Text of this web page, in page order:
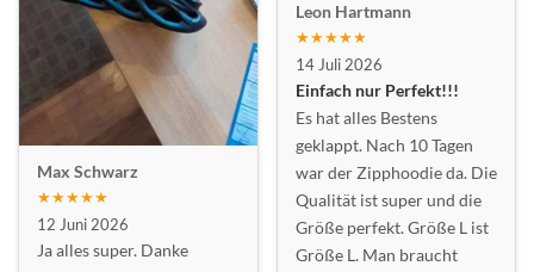
Max Schwarz
★★★★★
12 Juni 2026
Ja alles super. Danke
Leon Hartmann
★★★★★
14 Juli 2026
Einfach nur Perfekt!!!
Es hat alles Bestens
geklappt. Nach 10 Tagen
war der Zipphoodie da. Die
Qualität ist super und die
Größe perfekt. Größe L ist
Größe L. Man braucht